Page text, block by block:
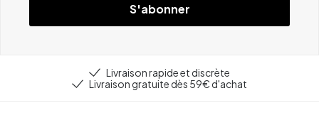
S'abonner
Livraison rapide et discrète
Livraison gratuite dès 59€ d'achat